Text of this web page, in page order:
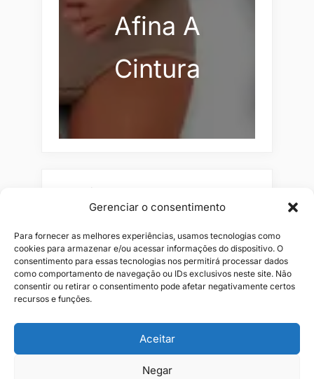
Gerenciar o consentimento
Para fornecer as melhores experiências, usamos tecnologias como
cookies para armazenar e/ou acessar informações do dispositivo. O
consentimento para essas tecnologias nos permitirá processar dados
como comportamento de navegação ou IDs exclusivos neste site. Não
consentir ou retirar o consentimento pode afetar negativamente certos
recursos e funções.
Aceitar
Negar
Afina A
Cintura
Pesquisar
Combos